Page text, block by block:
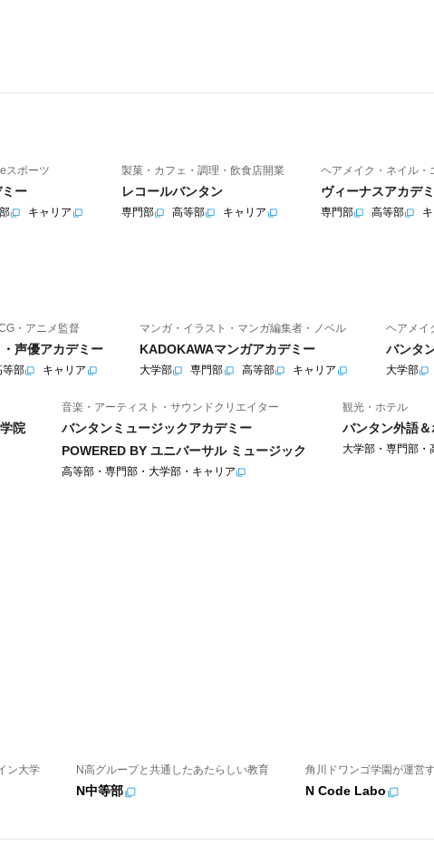
スポーツ
ー
キャリア
製菓・カフェ・調理・飲食店開業
レコールバンタン
専門部 高等部 キャリア
ヘアメイク・ネイル・
ヴィーナスアカデ
専門部 高等部
・アニメ監督
声優アカデミー
等部 キャリア
マンガ・イラスト・マンガ編集者・ノベル
KADOKAWAマンガアカデミー
大学部 専門部 高等部 キャリア
ヘアメイ
バンタ
大学部
院
音楽・アーティスト・サウンドクリエイター
バンタンミュージックアカデミー
POWERED BY ユニバーサル ミュージック
高等部・専門部・大学部・キャリア
観光・ホテル
バンタン外語
大学部・専門部・
ン大学 N高グループと共通したあたらしい教育
N中等部
角川ドワンゴ学園が運営
N Code Labo